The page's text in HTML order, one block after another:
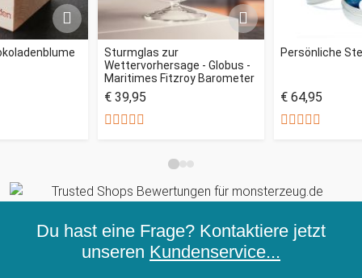
Sturmglas zur
Wettervorhersage - Globus -
Maritimes Fitzroy Barometer
€ 39,95
Persönliche
€ 64,95
Du hast eine Frage? Kontaktiere jetzt
unseren Kundenservice...